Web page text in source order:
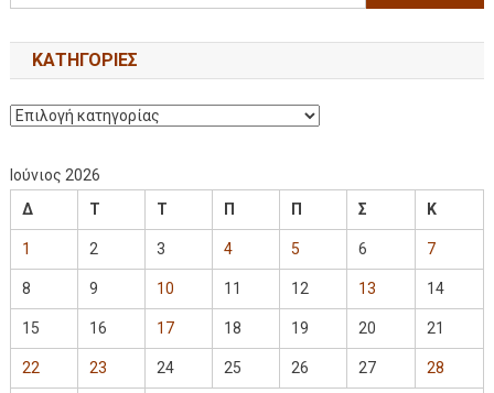
KΑΤΗΓΟΡΊΕΣ
Ιούνιος 2026
Δ
Τ Τ Π Π Σ Κ
1 2 3 4 5 6 7
8 9 10 11 12 13 14
15 16 17 18 19 20 21
22 23 24 25 26 27 28